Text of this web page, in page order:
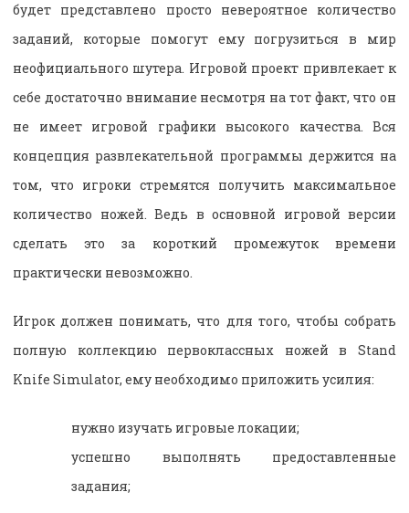
будет представлено просто невероятное количество
заданий, которые помогут ему погрузиться в мир
неофициального шутера. Игровой проект привлекает к
себе достаточно внимание несмотря на тот факт, что он
не имеет игровой графики высокого качества. Вся
концепция развлекательной программы держится на
том, что игроки стремятся получить максимальное
количество ножей. Ведь в основной игровой версии
сделать это за короткий промежуток времени
практически невозможно.
Игрок должен понимать, что для того, чтобы собрать
полную коллекцию первоклассных ножей в Stand
Knife Simulator, ему необходимо приложить усилия:
нужно изучать игровые локации;
успешно выполнять предоставленные
задания;